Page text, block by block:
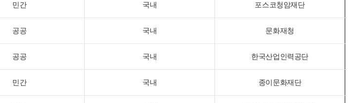
민간 국내 포스코청암재단
공공 국내 문화재청
공공 국내 한국산업인력공단
민간 국내 종이문화재단